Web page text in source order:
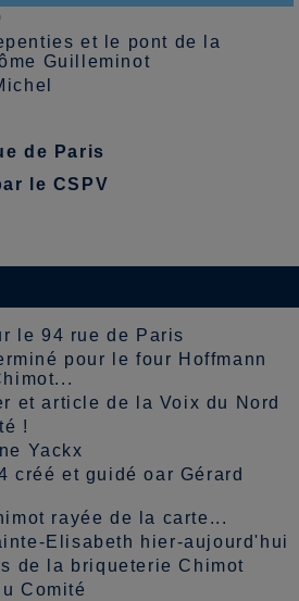
et le pont de la
Guilleminot
de Paris
le CSPV
le 94 rue de Paris
pour le four Hoffmann
et article de la Voix du Nord
!
Yackx
créé et guidé oar Gérard
rayée de la carte...
Elisabeth hier-aujourd'hui
de la briqueterie Chimot
Comité